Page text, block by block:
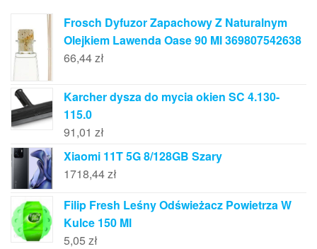
Frosch Dyfuzor Zapachowy Z Naturalnym
Olejkiem Lawenda Oase 90 Ml 369807542638
66,44zł
Karcher dysza do mycia okien SC 4.130-
115.0
91,01 zł
Xiaomi 11T 5G 8/128GB Szary
1718,44zł
Filip Fresh Leśny Odświeżacz Powietrza W
Kulce 150 Ml
5,05 zł